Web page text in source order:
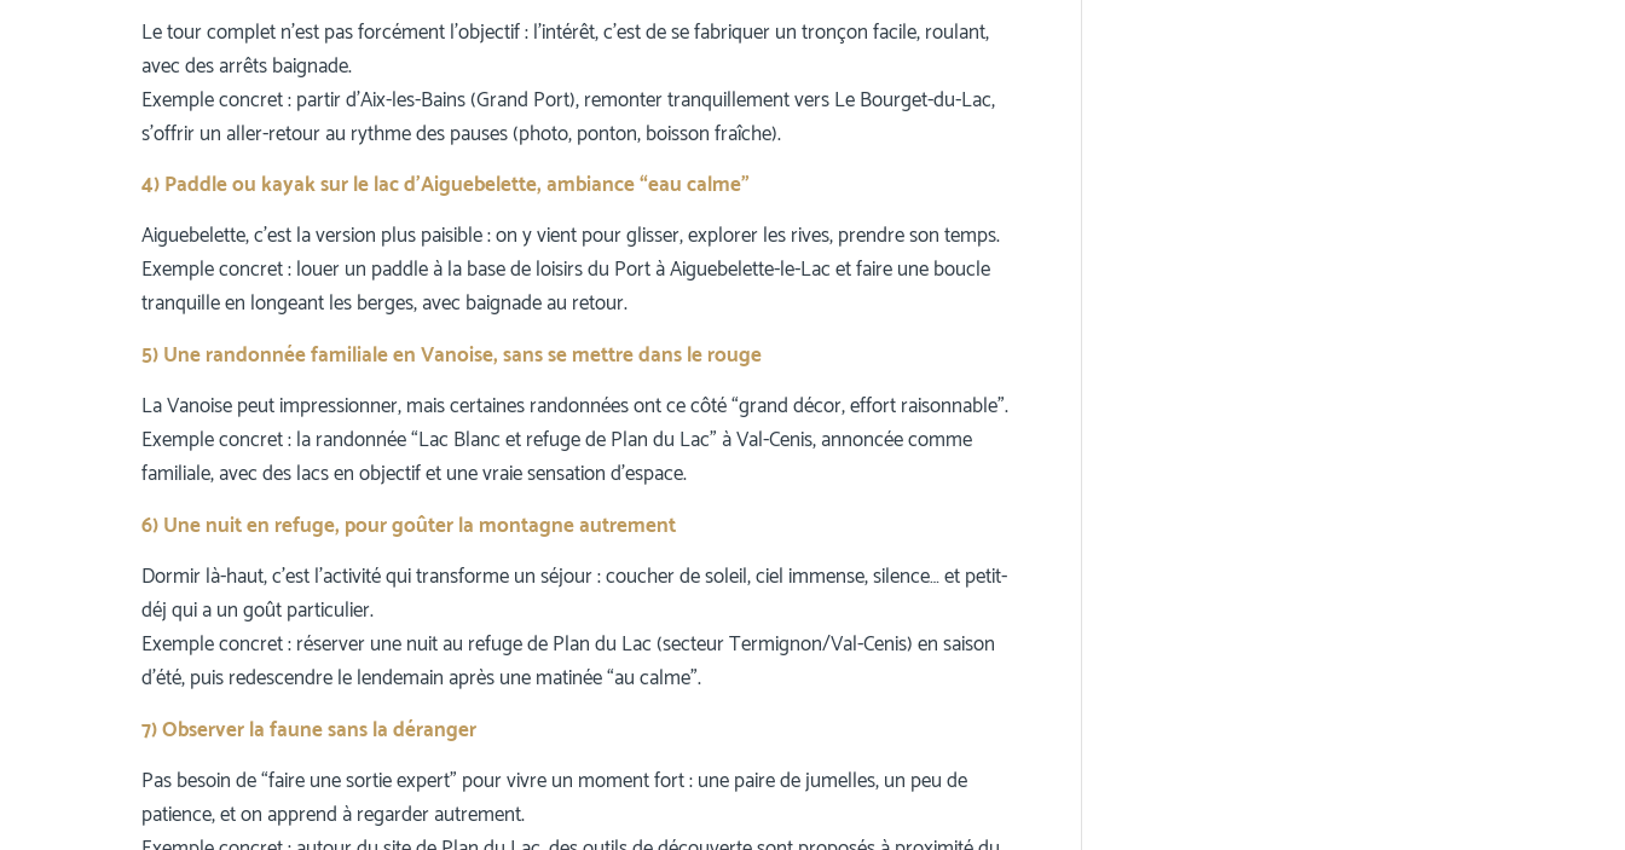
Le tour complet n’est pas forcément l’objectif : l’intérêt, c’est de se fabriquer un tronçon facile, roulant,
avec des arrêts baignade.
Exemple concret : partir d’Aix-les-Bains (Grand Port), remonter tranquillement vers Le Bourget-du-Lac,
s’offrir un aller-retour au rythme des pauses (photo, ponton, boisson fraîche).
4) Paddle ou kayak sur le lac d’Aiguebelette, ambiance “eau calme”
Aiguebelette, c’est la version plus paisible : on y vient pour glisser, explorer les rives, prendre son temps.
Exemple concret : louer un paddle à la base de loisirs du Port à Aiguebelette-le-Lac et faire une boucle
tranquille en longeant les berges, avec baignade au retour.
5) Une randonnée familiale en Vanoise, sans se mettre dans le rouge
La Vanoise peut impressionner, mais certaines randonnées ont ce côté “grand décor, effort raisonnable”.
Exemple concret : la randonnée “Lac Blanc et refuge de Plan du Lac” à Val-Cenis, annoncée comme
familiale, avec des lacs en objectif et une vraie sensation d’espace.
6) Une nuit en refuge, pour goûter la montagne autrement
Dormir là-haut, c’est l’activité qui transforme un séjour : coucher de soleil, ciel immense, silence… et petit-
déj qui a un goût particulier.
Exemple concret : réserver une nuit au refuge de Plan du Lac (secteur Termignon/Val-Cenis) en saison
d’été, puis redescendre le lendemain après une matinée “au calme”.
7) Observer la faune sans la déranger
Pas besoin de “faire une sortie expert” pour vivre un moment fort : une paire de jumelles, un peu de
patience, et on apprend à regarder autrement.